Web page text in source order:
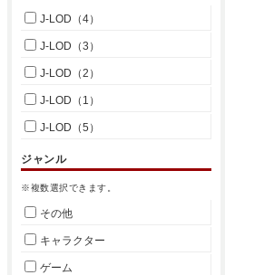
J-LOD（4）
J-LOD（3）
J-LOD（2）
J-LOD（1）
J-LOD（5）
ジャンル
※複数選択できます。
その他
キャラクター
ゲーム